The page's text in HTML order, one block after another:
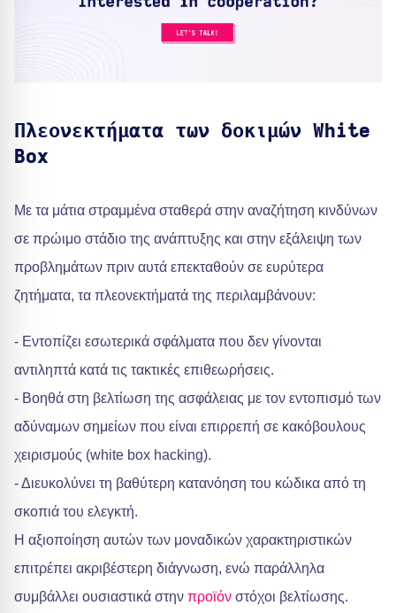
Πλεονεκτήματα των δοκιμών White
Box
Με τα μάτια στραμμένα σταθερά στην αναζήτηση κινδύνων
σε πρώιμο στάδιο της ανάπτυξης και στην εξάλειψη των
προβλημάτων πριν αυτά επεκταθούν σε ευρύτερα
ζητήματα, τα πλεονεκτήματά της περιλαμβάνουν:
- Εντοπίζει εσωτερικά σφάλματα που δεν γίνονται
αντιληπτά κατά τις τακτικές επιθεωρήσεις.
- Βοηθά στη βελτίωση της ασφάλειας με τον εντοπισμό των
αδύναμων σημείων που είναι επιρρεπή σε κακόβουλους
χειρισμούς (white box hacking).
- Διευκολύνει τη βαθύτερη κατανόηση του κώδικα από τη
σκοπιά του ελεγκτή.
Η αξιοποίηση αυτών των μοναδικών χαρακτηριστικών
επιτρέπει ακριβέστερη διάγνωση, ενώ παράλληλα
συμβάλλει ουσιαστικά στην προϊόν στόχοι βελτίωσης.